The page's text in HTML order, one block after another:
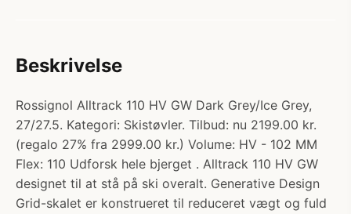
Beskrivelse
Rossignol Alltrack 110 HV GW Dark Grey/Ice Grey,
27/27.5. Kategori: Skistøvler. Tilbud: nu 2199.00 kr.
(regalo 27% fra 2999.00 kr.) Volume: HV - 102 MM
Flex: 110 Udforsk hele bjerget . Alltrack 110 HV GW
designet til at stå på ski overalt. Generative Design
Grid-skalet er konstrueret til reduceret vægt og fuld